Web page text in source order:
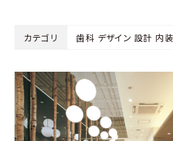
カテゴリ 歯科 デザイン 設計 内